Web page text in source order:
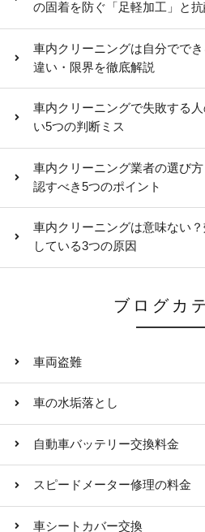
の固着を防ぐ「足軽加工」と
車内クリーニングは自分でで
違い・限界を徹底解説
車内クリーニングで失敗する
い5つの判断ミス
車内クリーニング業者の選び
認すべき5つのポイント
車内クリーニングは意味ない
している3つの原因
ブログカ
車両盗難
車の水垢落とし
自動車バッテリー交換料金
スピードメーター修理の料金
車シートカバー交換